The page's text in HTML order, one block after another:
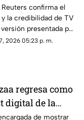
intentó
estudio de
sobre la
de TV
confirma el
la credibilidad de TV
presentada por
fue cuestionada al
2026 05:23 p. m.
regresa como
digital de la
temporada de
de mostrar